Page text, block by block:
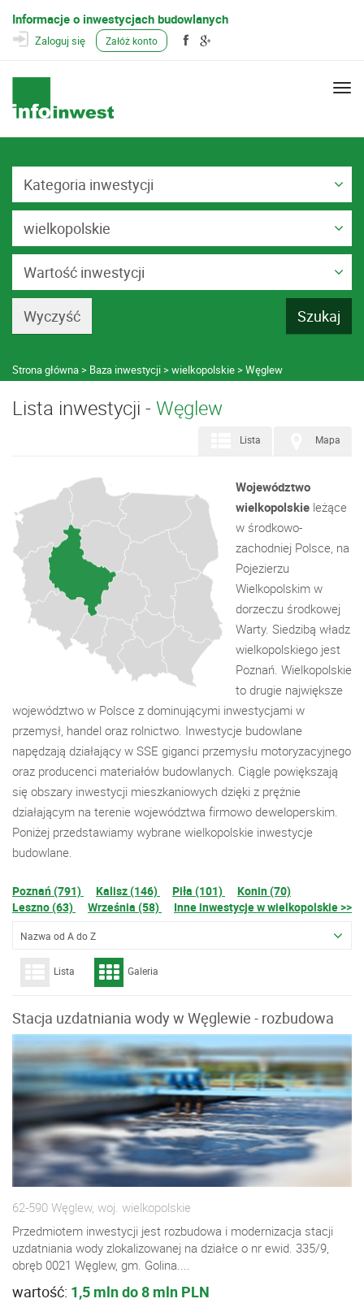
Informacje o inwestycjach budowlanych
Zaloguj się Załóż konto
Kategoria inwestycji
wielkopolskie
Wartość inwestycji
Strona główna Baza inwestycji wielkopolskie Węglew
Lista inwestycji - Węglew
Mapa
Lista
Województwo
wielkopolskie leżące
w środkowo-
zachodniej Polsce, na
Pojezierzu
Wielkopolskim w
dorzeczu środkowej
Warty. Siedzibą władz
wielkopolskiego jest
Poznań. Wielkopolskie
to drugie największe
województwo w Polsce z dominującymi inwestycjami w
przemysł, handel oraz rolnictwo. Inwestycje budowlane
napędzają działający w SSE giganci przemysłu motoryzacyjnego
oraz producenci materiałów budowlanych. Ciągle powiększają
się obszary inwestycji mieszkaniowych dzięki z prężnie
działającym na terenie województwa firmowo deweloperskim.
Poniżej przedstawiamy wybrane wielkopolskie inwestycje
budowlane.
Poznań (791) Kalisz (146) Piła (101)
Konin (70)
Leszno (63)
Września (58) Inne inwestycje w wielkopolskie >>
Nazwa od A do Z
Lista Galeria
Stacja uzdatniania wody w Węglewie - rozbudowa
62-590 Węglew, woj. wielkopolskie
Przedmiotem inwestycji jest rozbudowa i modernizacja stacji
uzdatniania wody zlokalizowanej na działce o nr ewid. 335/9,
obręb 0021 Węglew, gm. Golina....
wartość: 1,5 mln do 8 mln PLN